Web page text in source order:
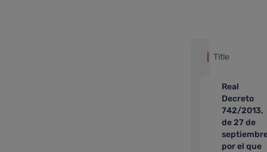
Title
Real
Decreto
742/2013,
de 27 de
por el que